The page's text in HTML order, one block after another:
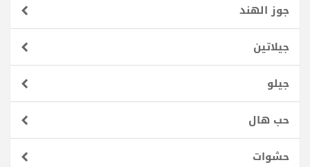
جوز الهند
جيلاتين
جيلو
حب هال
حشوات